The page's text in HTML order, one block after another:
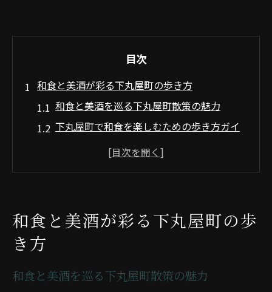
目次
和食と美酒が彩る下丸屋町の歩き方
和食と美酒を巡る下丸屋町散策の魅力
下丸屋町で和食を楽しむための歩き方ガイ
下丸屋町で味わう京都和食の奥深さ
下丸屋町で体験する和食の本格的な味わい
和食と美酒が彩る下丸屋町の歩
き方
和食と美酒を巡る下丸屋町散策の魅力